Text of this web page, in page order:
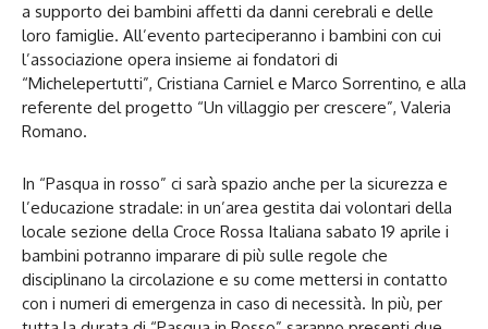
a supporto dei bambini affetti da danni cerebrali e delle
loro famiglie. All’evento parteciperanno i bambini con cui
l’associazione opera insieme ai fondatori di
“Michelepertutti”, Cristiana Carniel e Marco Sorrentino, e alla
referente del progetto “Un villaggio per crescere”, Valeria
Romano.
In “Pasqua in rosso” ci sarà spazio anche per la sicurezza e
l’educazione stradale: in un’area gestita dai volontari della
locale sezione della Croce Rossa Italiana sabato 19 aprile i
bambini potranno imparare di più sulle regole che
disciplinano la circolazione e su come mettersi in contatto
con i numeri di emergenza in caso di necessità. In più, per